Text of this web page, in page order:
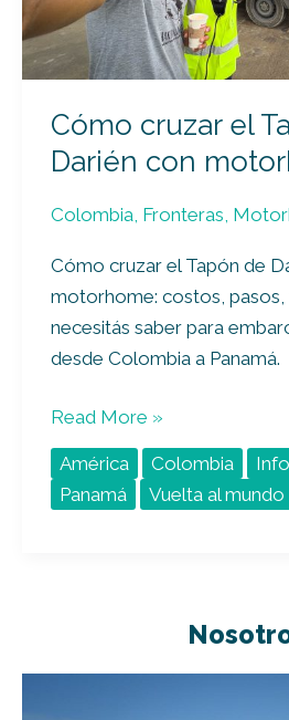
Cómo cruzar el
Darién con
Colombia, Fronteras
Cómo cruzar el Tapón de
motorhome: costos,
necesitás saber para
desde Colombia a Panamá.
con
motorhome
Read More »
América Colombia
Panamá
Vuelta al mundo